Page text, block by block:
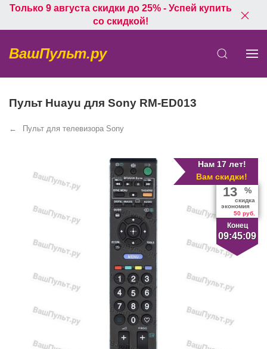
Только 9 августа скидки до 25% - Успей купить
со скидкой!
ВашПульт.ру
Пульт Huayu для Sony RM-ED013
Пульт для телевизора Sony
Нам 17 лет!
Вам скидки!
Конец
09:45:09
13 %
скидка
экономия
50 руб.